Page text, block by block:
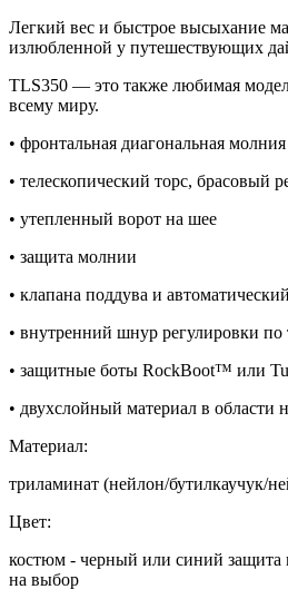
Легкий вес и быстрое высыхание
излюбленной у путешествующих
TLS350 — это также любимая
всему миру.
• фронтальная диагональная молния
• телескопический торс, брасовый
• утепленный ворот на шее
• защита молнии
• клапана поддува и
• внутренний шнур регулировки по
• защитные боты RockBoot™ или
• двухслойный материал в области
Материал:
триламинат (нейлон/бутилкаучук/
Цвет:
костюм - черный или синий защита
на выбор